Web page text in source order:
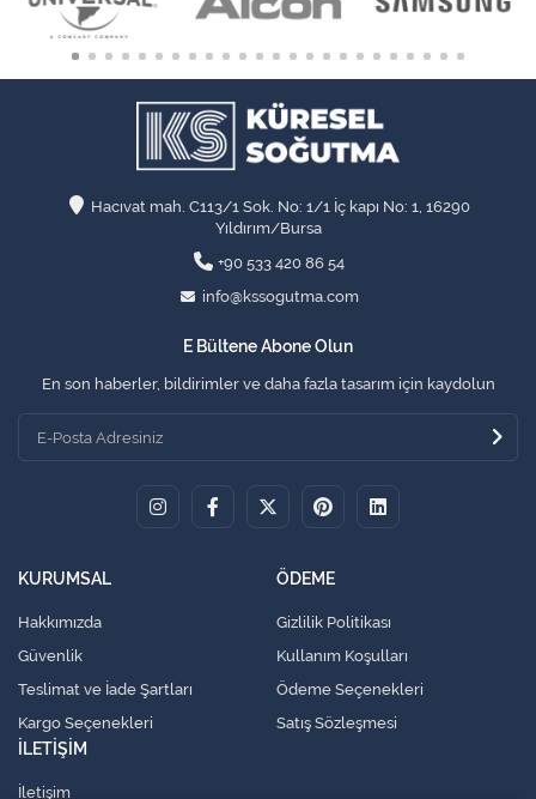
Hacıvat mah. C113/1 Sok. No: 1/1 İç kapı No: 1, 16290
Yıldırım/Bursa
+90 533 420 86 54
info@kssogutma.com
E Bültene Abone Olun
En son haberler, bildirimler ve daha fazla tasarım için kaydolun
KURUMSAL
Hakkımızda
Güvenlik
Teslimat ve İade Şartları
Kargo Seçenekleri
ÖDEME
Gizlilik Politikası
Kullanım Koşulları
Ödeme Seçenekleri
Satış Sözleşmesi
İLETİŞİM
İletişim